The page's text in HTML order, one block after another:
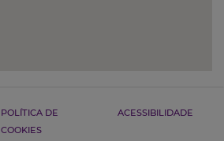
POLÍTICA DE
COOKIES
ACESSIBILIDADE